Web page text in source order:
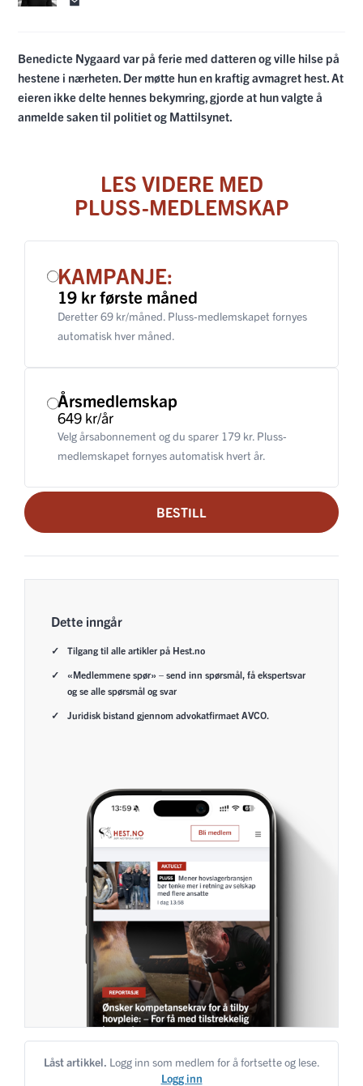
Benedicte Nygaard var på ferie med datteren og ville hilse på
hestene i nærheten. Der møtte hun en kraftig avmagret hest. At
eieren ikke delte hennes bekymring, gjorde at hun valgte å
anmelde saken til politiet og Mattilsynet.
LES VIDERE MED
PLUSS-MEDLEMSKAP
KAMPANJE:
19 kr første måned
Deretter 69 kr/måned. Pluss-medlemskapet fornyes
automatisk hver måned.
Årsmedlemskap
649 kr/år
Velg årsabonnement og du sparer 179 kr. Pluss-
medlemskapet fornyes automatisk hvert år.
BESTILL
Dette inngår
Tilgang til alle artikler på Hest.no
«Medlemmene spør» – send inn spørsmål, få ekspertsvar
og se alle spørsmål og svar
Juridisk bistand gjennom advokatfirmaet AVCO.
Låst artikkel. Logg inn som medlem for å fortsette og lese.
Logg inn